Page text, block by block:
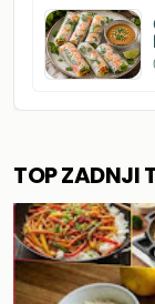
TOP ZADNJI